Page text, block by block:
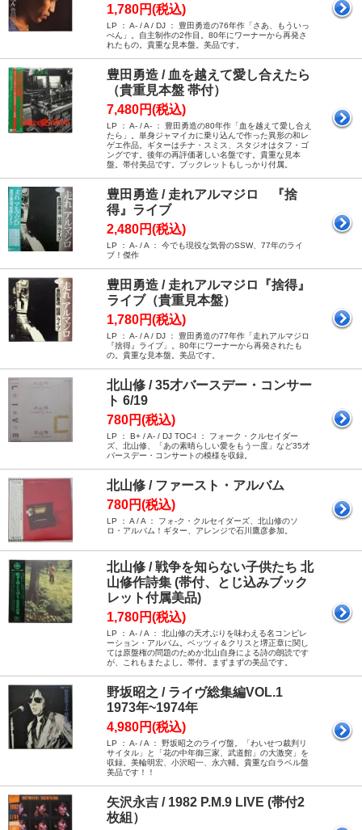
1,780円(税込)
LP ： A- / A / DJ ： 豊田勇造の76年作「さあ、もういっ
ぺん」。自主制作の2作目。80年にワーナーから再発さ
れたもの。貴重な見本盤。美品です。
豊田勇造 / 血を越えて愛し合えたら
（貴重見本盤 帯付）
7,480円(税込)
LP ： A- / A- ： 豊田勇造の80年作「血を越えて愛し合え
たら」。単身ジャマイカに乗り込んで作った異形の和レ
ゲエ作品。ギターはチナ・スミス、スタジオはタフ・ゴ
ングです。後年の再評価著しい名盤です。貴重な見本
盤。帯付美品です。ブックレットもしっかり付属。
豊田勇造 / 走れアルマジロ 『捨
得』ライブ
2,480円(税込)
LP ： A- / A ： 今でも現役な気骨のSSW、77年のライ
ブ！傑作
豊田勇造 / 走れアルマジロ『捨得』
ライブ（貴重見本盤）
1,780円(税込)
LP ： A- / A / DJ ： 豊田勇造の77年作「走れアルマジロ
『捨得』ライブ」。80年にワーナーから再発されたも
の。貴重な見本盤。美品です。
北山修 / 35才バースデー・コンサー
ト 6/19
780円(税込)
LP ： B+ / A- / DJ TOC-I ： フォーク・クルセイダー
ズ、北山修、「あの素晴らしい愛をもう一度」など35才
バースデー・コンサートの模様を収録。
北山修 / ファースト・アルバム
780円(税込)
LP ： A / A ： フォ-ク・クルセイダーズ、北山修のソ
ロ・アルバム！ギター、アレンジで石川鷹彦参加。
北山修 / 戦争を知らない子供たち 北
山修作詩集 (帯付、とじ込みブック
レット付属美品)
1,780円(税込)
LP ： A- / A ： 北山修の天才ぶりを味わえる名コンピレ
ーション・アルバム。ベッツィ＆クリスと堺正章に関し
ては原盤権の問題のためか北山自身による詩の朗読です
が、これもまたよし。帯付。まずまずの美品です。
野坂昭之 / ライヴ総集編VOL.1
1973年~1974年
4,980円(税込)
LP ： A- / A ： 野坂昭之のライヴ盤。「わいせつ裁判リ
サイタル」と「花の中年御三家、武道館」の大激突」を
収録。美輪明宏、小沢昭一、永六輔。貴重な白ラベル盤
美品です！！
矢沢永吉 / 1982 P.M.9 LIVE (帯付2
枚組）